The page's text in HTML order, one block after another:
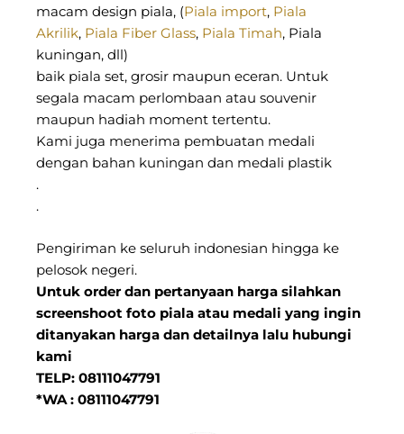
macam design piala, (Piala import, Piala
Akrilik, Piala Fiber Glass, Piala Timah, Piala
kuningan, dll)
baik piala set, grosir maupun eceran. Untuk
segala macam perlombaan atau souvenir
maupun hadiah moment tertentu.
Kami juga menerima pembuatan medali
dengan bahan kuningan dan medali plastik
.
.
Pengiriman ke seluruh indonesian hingga ke
pelosok negeri.
Untuk order dan pertanyaan harga silahkan
screenshoot foto piala atau medali yang ingin
ditanyakan harga dan detailnya lalu hubungi
kami
TELP: 08111047791
*WA : 08111047791